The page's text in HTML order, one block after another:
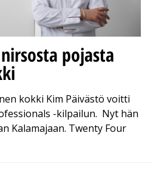
pojasta
kokki Kim Päivästö voitti
-kilpailun. Nyt hän
Kalamajaan. Twenty Four